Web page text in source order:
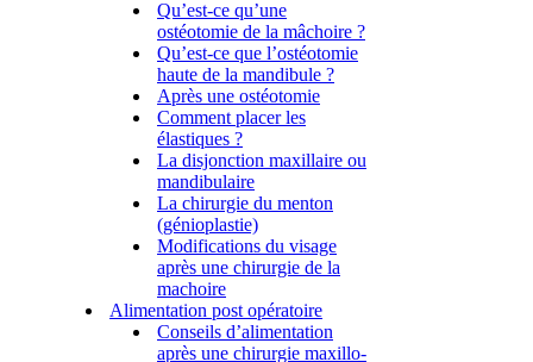
Qu’est-ce qu’une
ostéotomie de la mâchoire ?
Qu’est-ce que l’ostéotomie
haute de la mandibule ?
Après une ostéotomie
Comment placer les
élastiques ?
La disjonction maxillaire ou
mandibulaire
La chirurgie du menton
(génioplastie)
Modifications du visage
après une chirurgie de la
machoire
Alimentation post opératoire
Conseils d’alimentation
après une chirurgie maxillo-